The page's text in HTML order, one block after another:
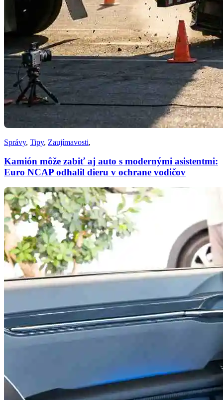
Správy, Tipy, Zaujímavosti,
Kamión môže zabiť aj auto s modernými asistentmi:
Euro NCAP odhalil dieru v ochrane vodičov